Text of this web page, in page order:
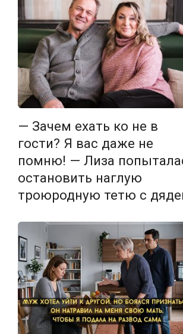
— Зачем ехать ко не в
гости? Я вас даже не
помню! — Лиза
остановить наглую
троюродную тетю с